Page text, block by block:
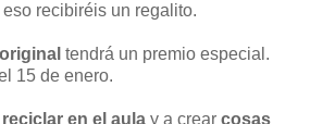
recibiréis un regalito.
tendrá un premio especial.
15 de enero.
reciclar en el aula y a crear cosas